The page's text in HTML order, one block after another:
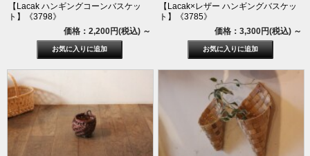
【Lacak ハンギングコーンバスケッ
ト】《3798》
価格：2,200円(税込) ～
【Lacak×レザー ハンギングバスケッ
ト】《3785》
価格：3,300円(税込) ～